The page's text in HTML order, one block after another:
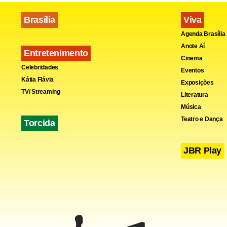
Ele
Sudeste e
Brasília
Entretenimento
Celebridades
Kátia Flávia
TV/ Streaming
Torcida
Viva
Agenda Brasília
Anote Aí
Cinema
Eventos
Exposições
Literatura
Música
Teatro e Dança
JBR Play